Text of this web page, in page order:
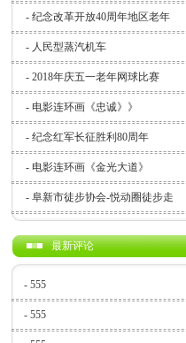
- 纪念改革开放40周年地区老年
- 人民型蒸汽机车
- 2018年庆五一老年网球比赛
- 电影连环画《忠诚》》
- 纪念红军长征胜利80周年
- 电影连环画《金光大道》
- 阜新市徒步协会-悦动圈徒步走
最新评论
- 555
- 555